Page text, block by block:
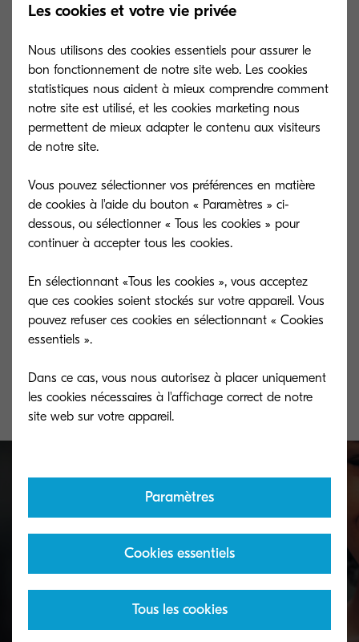
Related products
TK-5205C
Cyan toner yield 12,000 pages in
TK-5205M
Toner take-back service
KYOCERA's toner recycling programme allows
Les cookies et votre vie privée
Nous utilisons des cookies essentiels pour assurer le
bon fonctionnement de notre site web. Les cookies
statistiques nous aident à mieux comprendre comment
notre site est utilisé, et les cookies marketing nous
permettent de mieux adapter le contenu aux visiteurs
de notre site.
Vous pouvez sélectionner vos préférences en matière
de cookies à l'aide du bouton « Paramètres » ci-
dessous, ou sélectionner « Tous les cookies » pour
continuer à accepter tous les cookies.
En sélectionnant «Tous les cookies », vous acceptez
que ces cookies soient stockés sur votre appareil. Vous
pouvez refuser ces cookies en sélectionnant « Cookies
essentiels ».
Dans ce cas, vous nous autorisez à placer uniquement
les cookies nécessaires à l'affichage correct de notre
Paramètres
Cookies essentiels
Tous les cookies